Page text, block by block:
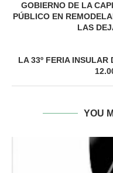
GOBIERNO DE LA
PÚBLICO EN
LAS
LA 33º FERIA INSULAR
YOU